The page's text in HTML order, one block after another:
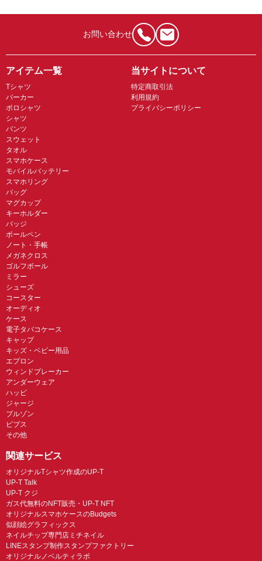
お問い合わせ
アイテム一覧
Tシャツ
パーカー
ポロシャツ
シャツ
パンツ
スウェット
タオル
スマホケース
モバイルバッテリー
スマホリング
バッグ
マグカップ
キーホルダー
バッジ
ボールペン
ノート・手帳
メガネクロス
ゴルフボール
ミラー
シューズ
コースター
オーディオ
ケース
電子タバコケース
キャップ
キッズ・ベビー用品
エプロン
ウィンドブレーカー
アンダーウェア
ハッピ
ジャージ
ブルゾン
ビブス
その他
当サイトについて
特定商取引法
利用規約
プライバシーポリシー
関連サービス
オリジナルTシャツ作成のUP-T
UP-T Talk
UP-T クジ
ガス代無料のNFT販売・UP-T NFT
オリジナルスマホケースのBudgets
似顔絵グラフィックス
ネイルチップ専門店ミチネイル
LINEスタンプ制作スタンプファクトリー
オリジナルノベルティラボ